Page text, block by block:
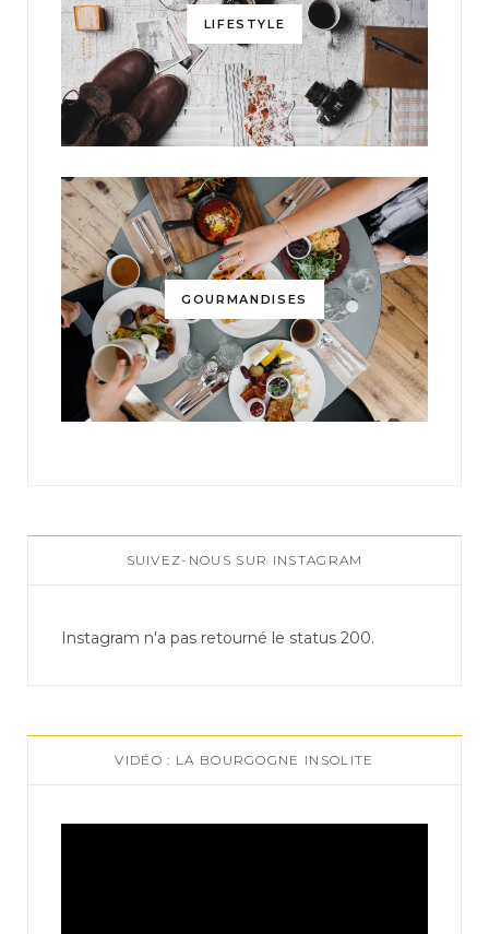
LIFESTYLE
GOURMANDISES
SUIVEZ-NOUS SUR INSTAGRAM
Instagram n'a pas retourné le status 200.
VIDÉO : LA BOURGOGNE INSOLITE